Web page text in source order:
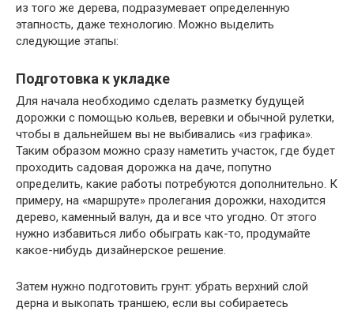
из того же дерева, подразумевает определенную
этапность, даже технологию. Можно выделить
следующие этапы:
Подготовка к укладке
Для начала необходимо сделать разметку будущей
дорожки с помощью кольев, веревки и обычной рулетки,
чтобы в дальнейшем вы не выбивались «из графика».
Таким образом можно сразу наметить участок, где будет
проходить садовая дорожка на даче, попутно
определить, какие работы потребуются дополнительно. К
примеру, на «маршруте» пролегания дорожки, находится
дерево, каменный валун, да и все что угодно. От этого
нужно избавиться либо обыграть как-то, продумайте
какое-нибудь дизайнерское решение.
Затем нужно подготовить грунт: убрать верхний слой
дерна и выкопать траншею, если вы собираетесь